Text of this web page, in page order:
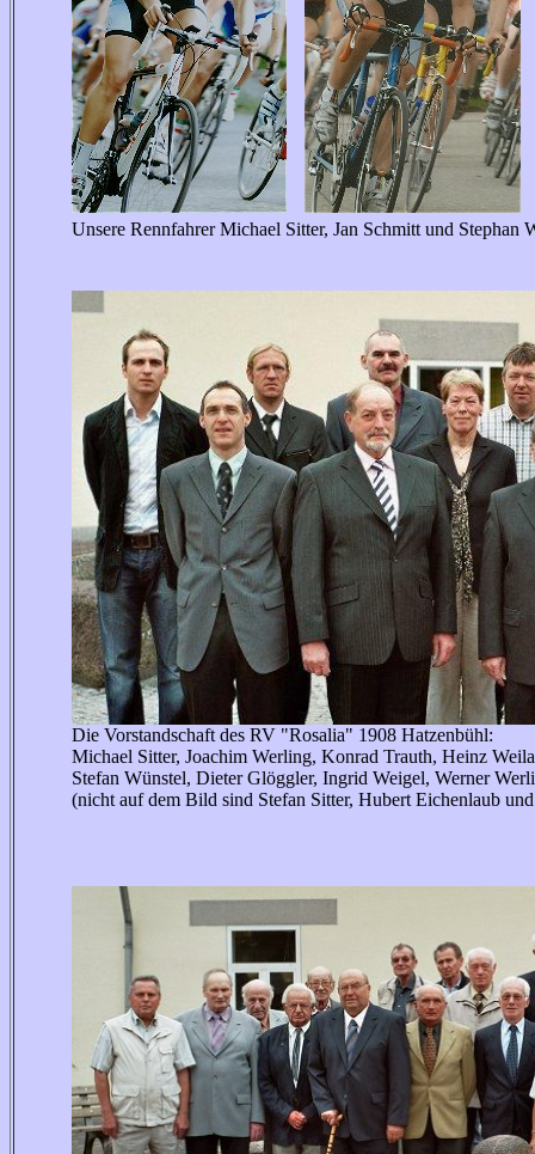
Unsere Rennfahrer Michael Sitter, Jan Schmitt und Stephan
Die Vorstandschaft des RV "Rosalia" 1908 Hatzenbühl:
Michael Sitter, Joachim Werling, Konrad Trauth, Heinz
Stefan Wünstel, Dieter Glöggler, Ingrid Weigel, Werner
(nicht auf dem Bild sind Stefan Sitter, Hubert Eichenlaub